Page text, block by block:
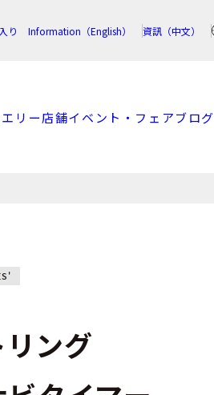
り Information（English） 資訊（中文）
リー店舗イベント・フェアブログ
ング